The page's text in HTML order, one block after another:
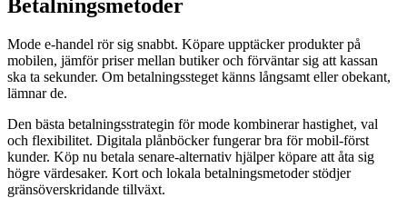
Betalningsmetoder
Mode e-handel rör sig snabbt. Köpare upptäcker produkter på
mobilen, jämför priser mellan butiker och förväntar sig att kassan
ska ta sekunder. Om betalningssteget känns långsamt eller obekant,
lämnar de.
Den bästa betalningsstrategin för mode kombinerar hastighet, val
och flexibilitet. Digitala plånböcker fungerar bra för mobil-först
kunder. Köp nu betala senare-alternativ hjälper köpare att åta sig
högre värdesaker. Kort och lokala betalningsmetoder stödjer
gränsöverskridande tillväxt.